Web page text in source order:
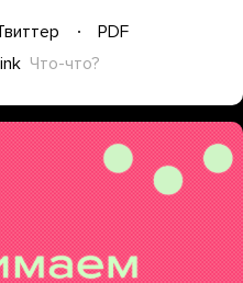
PDF
Что-что?